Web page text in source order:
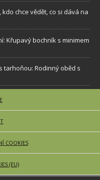
chce vědět, co si dává na
Křupavý bochník s minimem
tarhoňou: Rodinný oběd s
COOKIES
(EU)